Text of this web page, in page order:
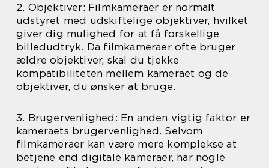
2. Objektiver: Filmkameraer er normalt
udstyret med udskiftelige objektiver, hvilket
giver dig mulighed for at få forskellige
billedudtryk. Da filmkameraer ofte bruger
ældre objektiver, skal du tjekke
kompatibiliteten mellem kameraet og de
objektiver, du ønsker at bruge.
3. Brugervenlighed: En anden vigtig faktor er
kameraets brugervenlighed. Selvom
filmkameraer kan være mere komplekse at
betjene end digitale kameraer, har nogle